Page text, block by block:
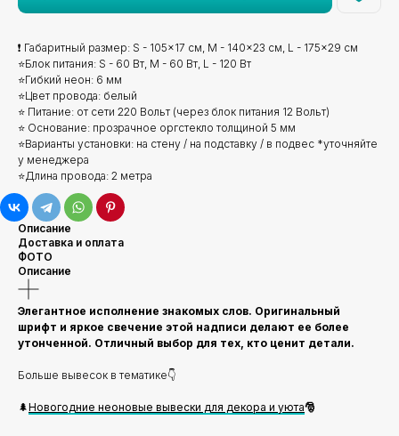
❗ Габаритный размер: S - 105x17 см, M - 140x23 см, L - 175x29 см
⭐Блок питания: S - 60 Вт, M - 60 Вт, L - 120 Вт
⭐Гибкий неон: 6 мм
⭐Цвет провода: белый
⭐ Питание: от сети 220 Вольт (через блок питания 12 Вольт)
⭐ Основание: прозрачное оргстекло толщиной 5 мм
⭐Варианты установки: на стену / на подставку / в подвес *уточняйте
у менеджера
⭐Длина провода: 2 метра
Описание
Доставка и оплата
ФОТО
Описание
Элегантное исполнение знакомых слов. Оригинальный
шрифт и яркое свечение этой надписи делают ее более
утонченной. Отличный выбор для тех, кто ценит детали.
Больше вывесок в тематике👇
🌲Новогодние неоновые вывески для декора и уюта🎅